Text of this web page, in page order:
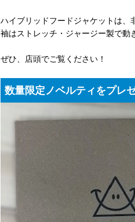
ハイブリッドフードジャケットは、
袖はストレッチ・ジャージー製で動
ぜひ、店頭でご覧ください！
数量限定ノベルティをプレ